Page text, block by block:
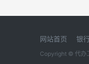
网站首页 银
Copyright © 代办